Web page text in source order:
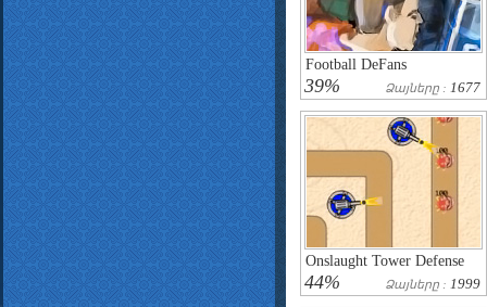
Football DeFans
39% Ձայները : 1677
Onslaught Tower Defense
44% Ձայները : 1999